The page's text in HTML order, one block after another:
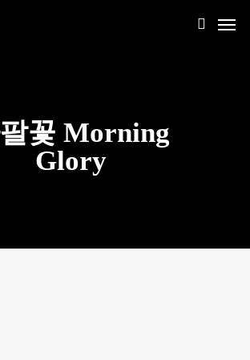
꽃 Morning
Glory